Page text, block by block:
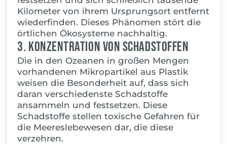
Kilometer von ihrem Ursprungsort entfernt
wiederfinden. Dieses Phänomen stört die
örtlichen Ökosysteme nachhaltig.
3. Konzentration von Schadstoffen
Die in den Ozeanen in großen Mengen
vorhandenen Mikropartikel aus Plastik
weisen die Besonderheit auf, dass sich
daran verschiedenste Schadstoffe
ansammeln und festsetzen. Diese
Schadstoffe stellen toxische Gefahren für
die Meereslebewesen dar, die diese
verzehren.